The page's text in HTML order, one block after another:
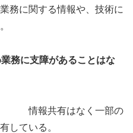
する情報や、技術に
務に支障があることはな
報共有はなく一部の
している。